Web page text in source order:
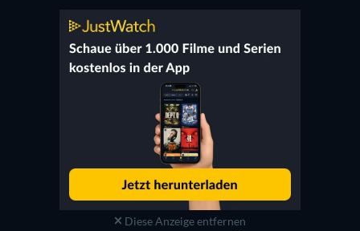
Diese Anzeige entfernen